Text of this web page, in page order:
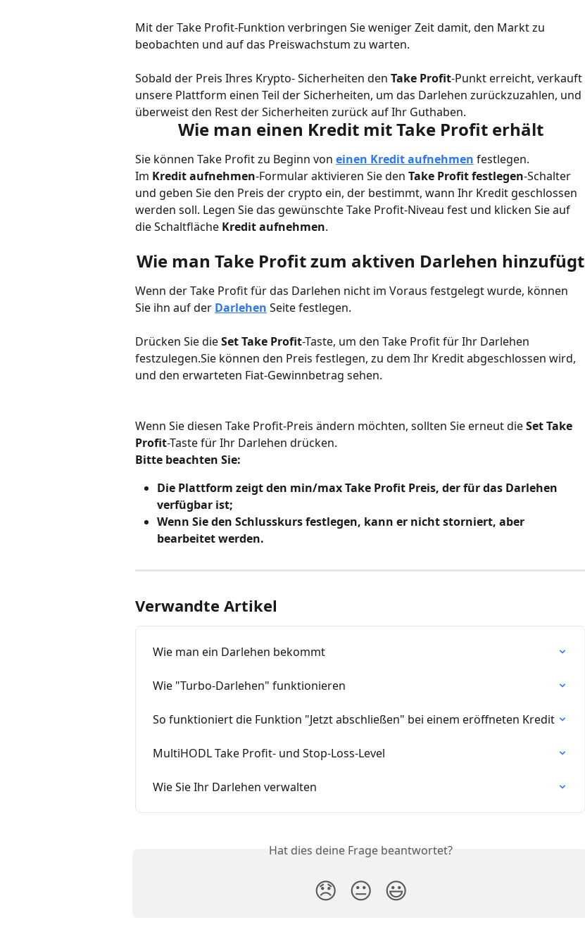
Mit der Take Profit-Funktion verbringen Sie weniger Zeit damit, den Markt zu
beobachten und auf das Preiswachstum zu warten.
Sobald der Preis Ihres Krypto- Sicherheiten den Take Profit-Punkt erreicht, verkauft
unsere Plattform einen Teil der Sicherheiten, um das Darlehen zurückzuzahlen, und
überweist den Rest der Sicherheiten zurück auf Ihr Guthaben.
Wie man einen Kredit mit Take Profit erhält
Sie können Take Profit zu Beginn von einen Kredit aufnehmen festlegen.
Im Kredit aufnehmen-Formular aktivieren Sie den Take Profit festlegen-Schalter
und geben Sie den Preis der crypto ein, der bestimmt, wann Ihr Kredit geschlossen
werden soll. Legen Sie das gewünschte Take Profit-Niveau fest und klicken Sie auf
die Schaltfläche Kredit aufnehmen.
Wie man Take Profit zum aktiven Darlehen hinzufügt
Wenn der Take Profit für das Darlehen nicht im Voraus festgelegt wurde, können
Sie ihn auf der Darlehen Seite festlegen.
Drücken Sie die Set Take Profit-Taste, um den Take Profit für Ihr Darlehen
festzulegen.Sie können den Preis festlegen, zu dem Ihr Kredit abgeschlossen wird,
und den erwarteten Fiat-Gewinnbetrag sehen.
Wenn Sie diesen Take Profit-Preis ändern möchten, sollten Sie erneut die Set Take
Profit-Taste für Ihr Darlehen drücken.
Bitte beachten Sie:
Die Plattform zeigt den min/max Take Profit Preis, der für das Darlehen
verfügbar ist;
Wenn Sie den Schlusskurs festlegen, kann er nicht storniert, aber
bearbeitet werden.
Verwandte Artikel
Wie man ein Darlehen bekommt
Wie "Turbo-Darlehen" funktionieren
So funktioniert die Funktion "Jetzt abschließen" bei einem eröffneten Kredit
MultiHODL Take Profit- und Stop-Loss-Level
Wie Sie Ihr Darlehen verwalten
Hat dies deine Frage beantwortet?
😞 😐 😃